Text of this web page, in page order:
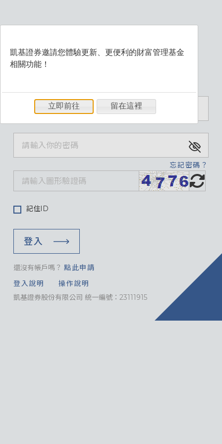
忘記密碼？
記住ID
登入
還沒有帳戶嗎？ 點此申請
登入說明
操作說明
凱基證券股份有限公司 統一編號：23111915
凱基證券邀請您體驗更新、更便利的財富管理基金
相關功能！
立即前往 留在這裡